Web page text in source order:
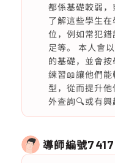
都係基礎較弱，
了解這些學生
位，例如常犯
足等。 本人會
的基礎，並會
練習📖讓他們能
型，從而提升
外查詢🔍或有興
導師編號